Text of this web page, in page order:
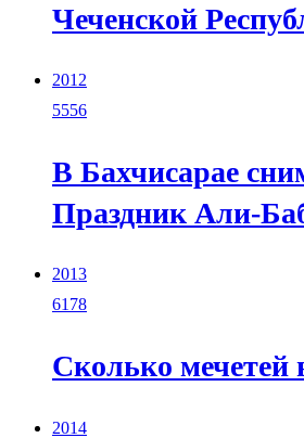
Чеченской
2012
5556
В Бахчисарае
Праздник Али-
2013
6178
Сколько мечетей
2014